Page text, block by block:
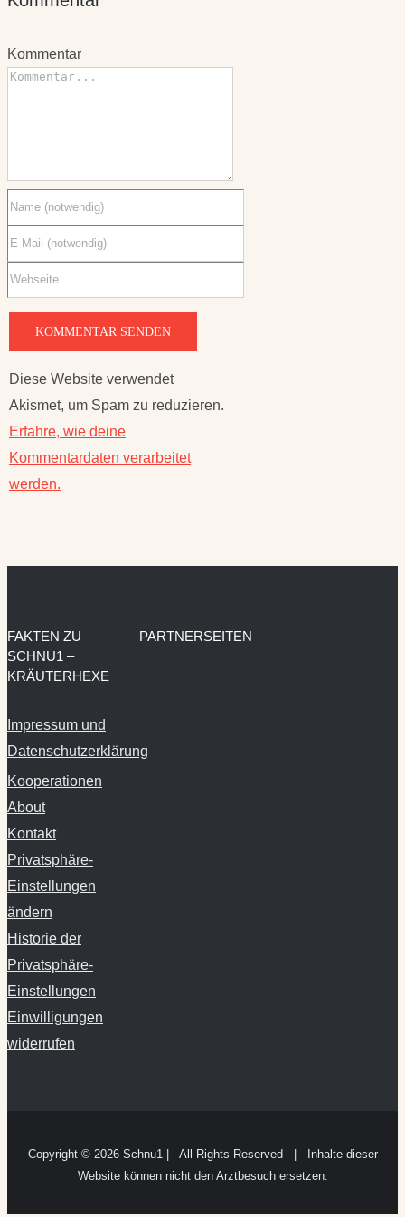
Diese Website verwendet
Akismet, um Spam zu reduzieren.
Erfahre, wie deine
Kommentardaten verarbeitet
werden.
SCHNU1 –
KRÄUTERHEXE
Datenschutzerklärung
Kooperationen
About
Kontakt
Privatsphäre-
Einstellungen
ändern
Historie der
Privatsphäre-
Einstellungen
Einwilligungen
widerrufen
Website können nicht den Arztbesuch ersetzen.